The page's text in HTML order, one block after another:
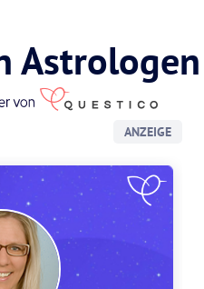
Astrologen
ANZEIGE